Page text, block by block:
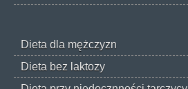
Dieta dla mężczyzn
Dieta bez laktozy